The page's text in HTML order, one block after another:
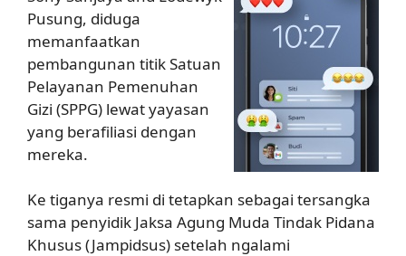
Pusung, diduga
memanfaatkan
pembangunan titik Satuan
Pelayanan Pemenuhan
Gizi (SPPG) lewat yayasan
yang berafiliasi dengan
mereka.
Ke tiganya resmi di tetapkan sebagai tersangka
sama penyidik Jaksa Agung Muda Tindak Pidana
Khusus (Jampidsus) setelah ngalami